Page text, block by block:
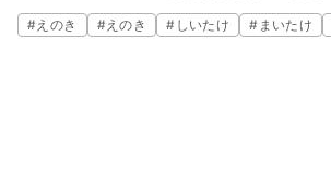
す。ぜひお試しください。
#えのき #えのき # しいたけ # まいたけ